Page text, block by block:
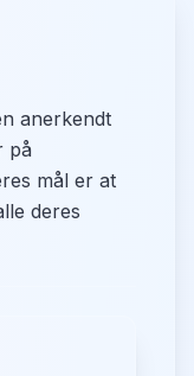
anerkendt
på
mål er at
deres